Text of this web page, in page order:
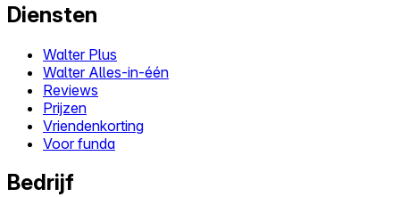
Diensten
Walter Plus
Walter Alles-in-één
Reviews
Prijzen
Vriendenkorting
Voor funda
Bedrijf